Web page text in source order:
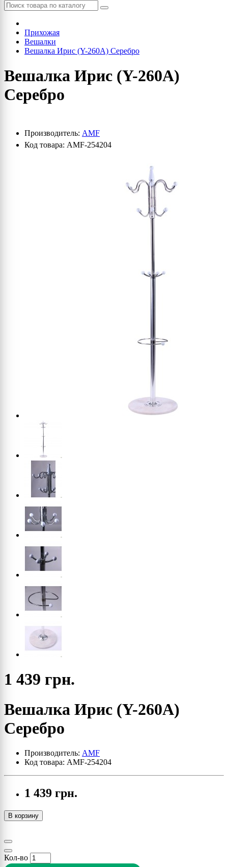
Прихожая
Вешалки
Вешалка Ирис (Y-260А) Серебро
Вешалка Ирис (Y-260А)
Серебро
Производитель: AMF
Код товара: AMF-254204
1 439 грн.
Вешалка Ирис (Y-260А)
Серебро
Производитель: AMF
Код товара: AMF-254204
1 439 грн.
В корзину
Кол-во